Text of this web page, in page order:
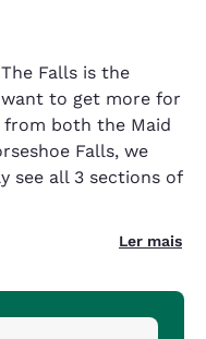
Falls is the
to get more for
both the Maid
Falls, we
see all 3 sections of
Ler mais